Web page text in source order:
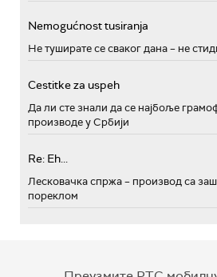
Nemogućnost tusiranja
Не туширате се сваког дана – не
Cestitke za uspeh
Да ли сте знали да се најбоље
производе у Србији
Re: Eh...
Лесковачка спржа – производ са
пореклом